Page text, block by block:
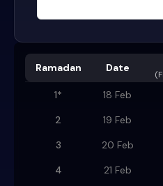
Ramadan Date
(
1* 18 Feb
2
19 Feb
3
20 Feb
4
21 Feb